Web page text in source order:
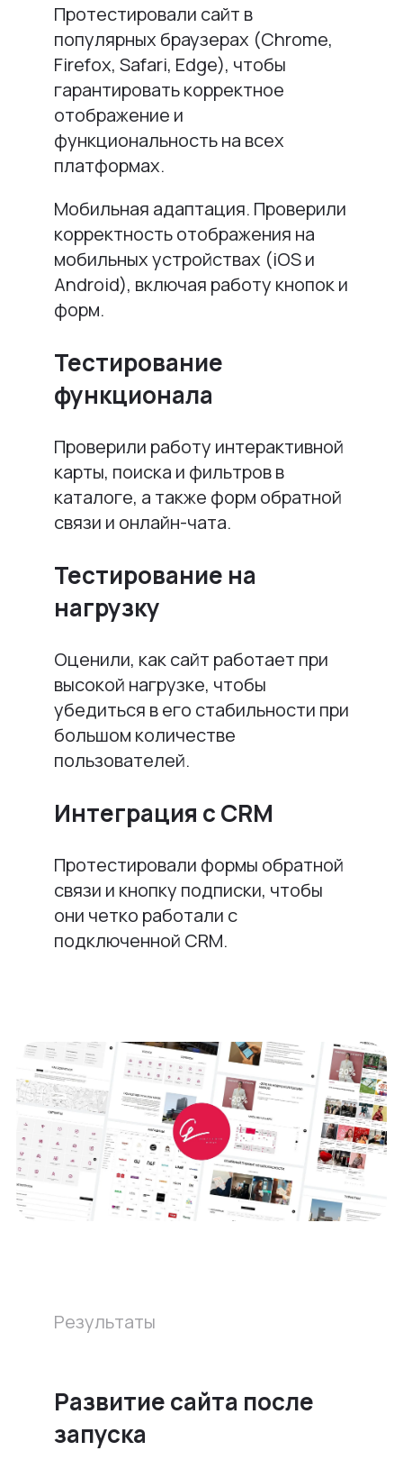
Протестировали сайт в
популярных браузерах (Chrome,
Firefox, Safari, Edge), чтобы
гарантировать корректное
отображение и
функциональность на всех
платформах.
Мобильная адаптация. Проверили
корректность отображения на
мобильных устройствах (iOS и
Android), включая работу кнопок и
форм.
Тестирование
функционала
Проверили работу интерактивной
карты, поиска и фильтров в
каталоге, а также форм обратной
связи и онлайн-чата.
Тестирование на
нагрузку
Оценили, как сайт работает при
высокой нагрузке, чтобы
убедиться в его стабильности при
большом количестве
пользователей.
Интеграция с CRM
Протестировали формы обратной
связи и кнопку подписки, чтобы
они четко работали с
подключенной CRM.
Результаты
Развитие сайта после
запуска